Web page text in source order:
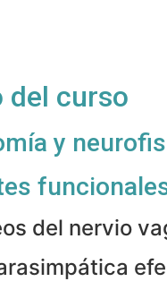
del curso
y
del nervio